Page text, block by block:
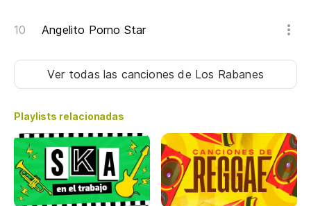
Angelito Porno Star
Ver todas las cancionesde Los Rabanes
Playlists relacionadas